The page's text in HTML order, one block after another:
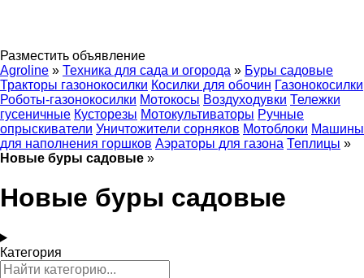
Разместить объявление
Agroline » Техника для сада и огорода » Буры садовые
Тракторы газонокосилки Косилки для обочин Газонокосилки
Роботы-газонокосилки Мотокосы Воздуходувки Тележки
гусеничные Кусторезы Мотокультиваторы Ручные
опрыскиватели Уничтожители сорняков Мотоблоки Машины
для наполнения горшков Аэраторы для газона Теплицы »
Новые буры садовые »
Новые буры садовые
Категория